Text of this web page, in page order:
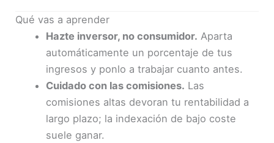
Qué vas a aprender
Hazte inversor, no consumidor. Aparta
automáticamente un porcentaje de tus
ingresos y ponlo a trabajar cuanto antes.
Cuidado con las comisiones. Las
comisiones altas devoran tu rentabilidad a
largo plazo; la indexación de bajo coste
suele ganar.